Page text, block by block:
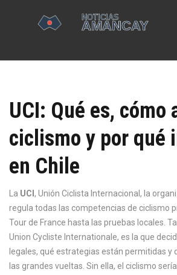
UCI: Qué es, cómo
ciclismo y por qué
en Chile
La UCI , Unión Ciclista Internacional, la
regula todas las competencias de ciclismo
Tour de France hasta las pruebas locales .
Union Cycliste Internationale, es la que
legales, qué estrategias están permitidas y
las grandes vueltas. Sin ella, el ciclismo